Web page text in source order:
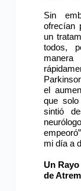
Sin
ofrecían
un
todos,
el
que
sintió
mi día a
Un
de